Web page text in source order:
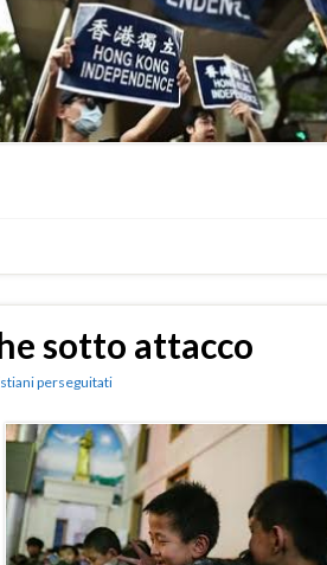
sotto attacco
perseguitati